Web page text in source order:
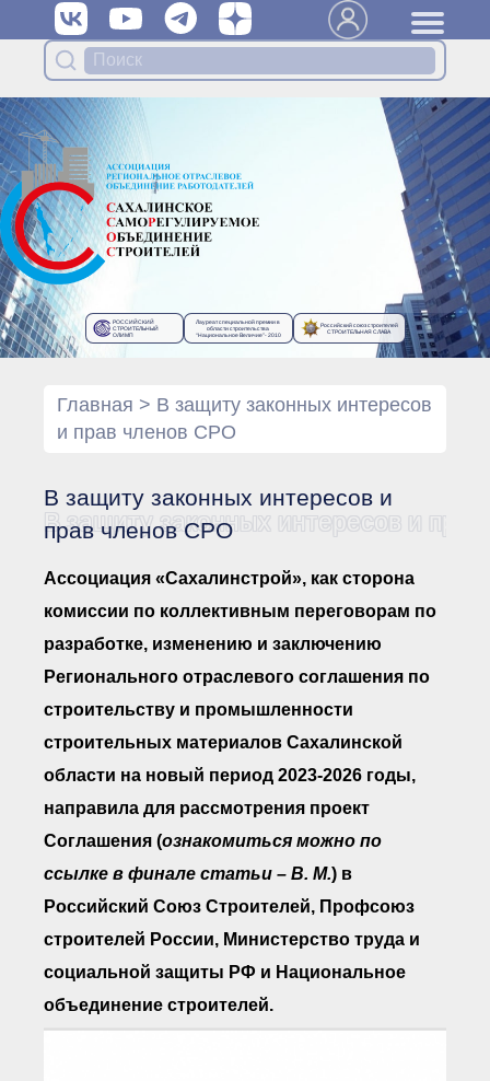
Органы управления Ассоциации
● Общее собрание членов
● Генеральный директор
Специализированные органы
● Контрольный комитет
● Дисциплинарный комитет
● Архив
Протоколы органов управления
● Протоколы Правления
Документы Ассоциации
● Организационные
документы
● Сбор предложений во
Финансовая отчетность
Компенсационный фонд
Реестры Ассоциации
Ассоциации
● Реестр членов
осуществляющих
● Реестр членов
объединения
● Реестр членов
Застройщиков
● Реестр членов
Ассоциации — технических
заказчиков
РОССИЙСКИЙ
СТРОИТЕЛЬНЫЙ
ОЛИМП
Лауреат специальной премии в
области строительства
“Национальное Величие”- 2010
Российский союз строителей
СТРОИТЕЛЬНАЯ СЛАВА
Главная > В защиту законных интересов
и прав членов СРО
В защиту законных интересов и
прав членов СРО
В защиту законных интересов и
Ассоциация «Сахалинстрой», как сторона
комиссии по коллективным переговорам по
разработке, изменению и заключению
Регионального отраслевого соглашения по
строительству и промышленности
строительных материалов Сахалинской
области на новый период 2023-2026 годы,
направила для рассмотрения проект
Соглашения (ознакомиться можно по
ссылке в финале статьи – В. М.) в
Российский Союз Строителей, Профсоюз
строителей России, Министерство труда и
социальной защиты РФ и Национальное
объединение строителей.